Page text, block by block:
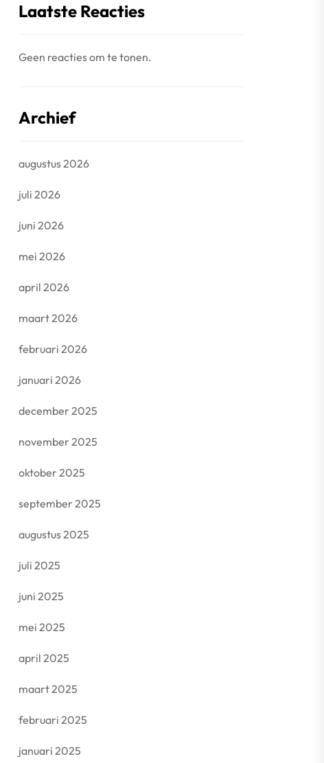
Laatste Reacties
Geen reacties om te tonen.
Archief
augustus 2026
juli 2026
juni 2026
mei 2026
april 2026
maart 2026
februari 2026
januari 2026
december 2025
november 2025
oktober 2025
september 2025
augustus 2025
juli 2025
juni 2025
mei 2025
april 2025
maart 2025
februari 2025
januari 2025